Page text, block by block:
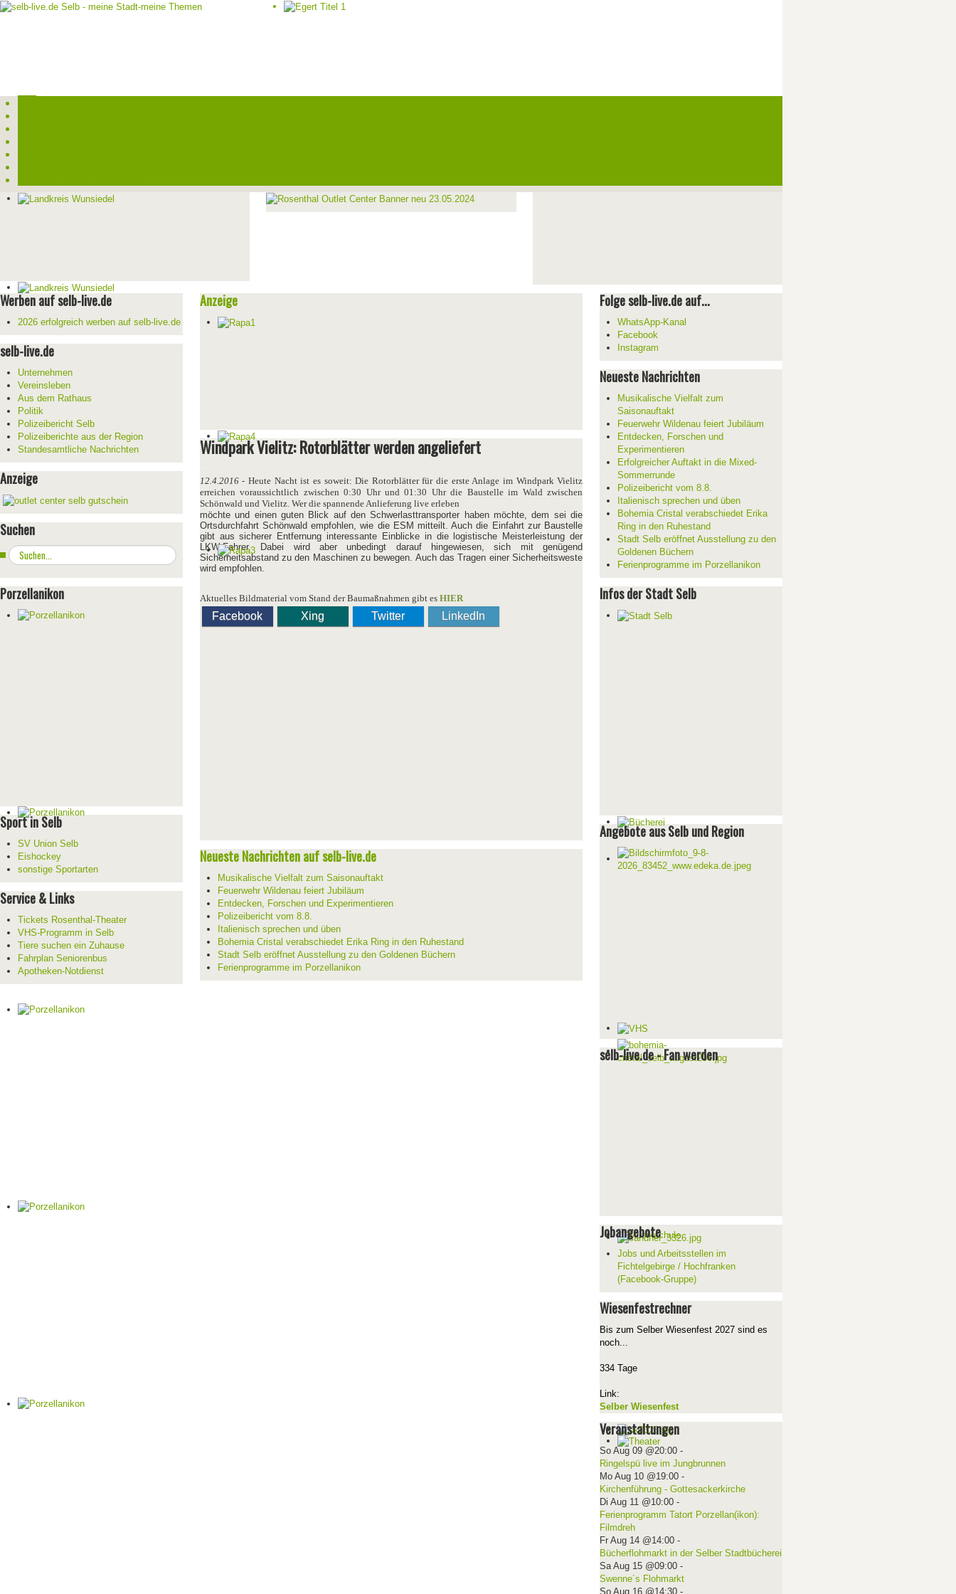
Werben auf selb-live.de
2026 erfolgreich werben auf selb-live.de
selb-live.de
Unternehmen
Vereinsleben
Aus dem Rathaus
Politik
Polizeibericht Selb
Polizeiberichte aus der Region
Standesamtliche Nachrichten
Anzeige
Suchen
Suchen
...
Porzellanikon
Sport in Selb
SV Union Selb
Eishockey
sonstige Sportarten
Service & Links
Tickets Rosenthal-Theater
VHS-Programm in Selb
Tiere suchen ein Zuhause
Fahrplan Seniorenbus
Apotheken-Notdienst
Anzeige
Windpark Vielitz: Rotorblätter werden angeliefert
12.4.2016- Heute Nacht ist es soweit: Die Rotorblätter für die erste Anlage im Windpark Vielitz
erreichen voraussichtlich zwischen 0:30 Uhr und 01:30 Uhr die Baustelle im Wald zwischen
Schönwald und Vielitz. Wer die spannende Anlieferung live erleben
möchte und einen guten Blick auf den Schwerlasttransporter haben möchte, dem sei die
Ortsdurchfahrt Schönwald empfohlen, wie die ESM mitteilt. Auch die Einfahrt zur Baustelle
gibt aus sicherer Entfernung interessante Einblicke in die logistische Meisterleistung der
LKW-Fahrer. Dabei wird aber unbedingt darauf hingewiesen, sich mit genügend
Sicherheitsabstand zu den Maschinen zu bewegen. Auch das Tragen einer Sicherheitsweste
wird empfohlen.
Aktuelles Bildmaterial vom Stand der Baumaßnahmen gibt es HIER
Facebook Xing Twitter LinkedIn
Neueste Nachrichten auf selb-live.de
Musikalische Vielfalt zum Saisonauftakt
Feuerwehr Wildenau feiert Jubiläum
Entdecken, Forschen und Experimentieren
Polizeibericht vom 8.8.
Italienisch sprechen und üben
Bohemia Cristal verabschiedet Erika Ring in den Ruhestand
Stadt Selb eröffnet Ausstellung zu den Goldenen Büchern
Ferienprogramme im Porzellanikon
Folge selb-live.de auf...
WhatsApp-Kanal
Facebook
Instagram
Neueste Nachrichten
Musikalische Vielfalt zum
Saisonauftakt
Feuerwehr Wildenau feiert Jubiläum
Entdecken, Forschen und
Experimentieren
Erfolgreicher Auftakt in die Mixed-
Sommerrunde
Polizeibericht vom 8.8.
Italienisch sprechen und üben
Bohemia Cristal verabschiedet Erika
Ring in den Ruhestand
Stadt Selb eröffnet Ausstellung zu den
Goldenen Büchern
Ferienprogramme im Porzellanikon
Infos der Stadt Selb
Angebote aus Selb und Region
selb-live.de - Fan werden
Jobangebote
Jobs und Arbeitsstellen im
Fichtelgebirge / Hochfranken
(Facebook-Gruppe)
Wiesenfestrechner
Bis zum Selber Wiesenfest 2027 sind es
noch...
334 Tage
Link:
Selber Wiesenfest
Veranstaltungen
So Aug 09 @20:00-
Ringelspü live im Jungbrunnen
Mo Aug 10 @19:00-
Kirchenführung - Gottesackerkirche
Di Aug 11 @10:00-
Ferienprogramm Tatort Porzellan(ikon):
Filmdreh
Fr Aug 14 @14:00-
Bücherflohmarkt in der Selber Stadtbücherei
Sa Aug 15 @09:00-
Swenne´s Flohmarkt
So Aug 16 @14:30-